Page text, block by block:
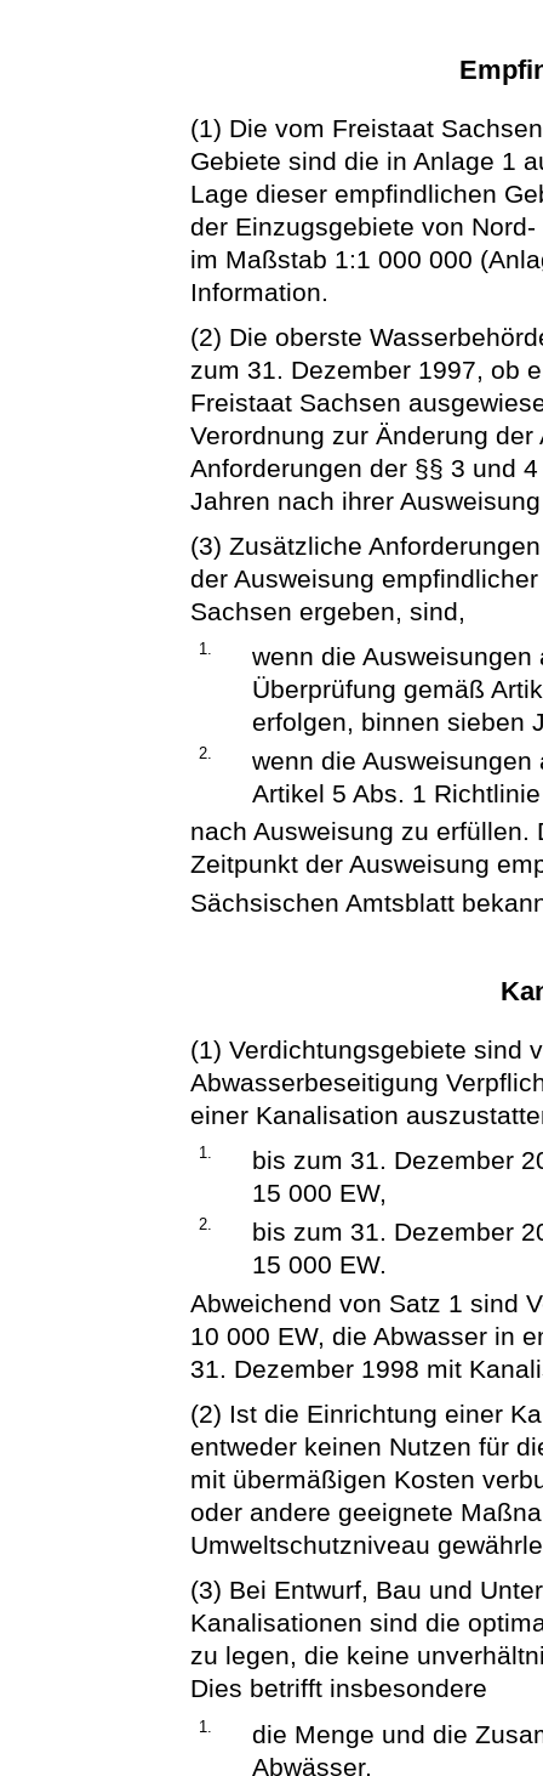
(1) Die vom Freistaat
Gebiete sind die in Anlage 1
Lage dieser empfindlichen
der Einzugsgebiete von
im Maßstab 1:1 000 000
Information.
(2) Die oberste
zum 31. Dezember 1997, ob
Freistaat Sachsen
Verordnung zur Änderung
Anforderungen der §§ 3 und
Jahren nach ihrer
(3) Zusätzliche
der Ausweisung
Sachsen ergeben, sind,
1.
wenn die
Überprüfung gemäß
erfolgen, binnen sieben
2.
wenn die
Artikel 5 Abs. 1
nach Ausweisung zu erfüllen.
Zeitpunkt der Ausweisung
Sächsischen Amtsblatt
(1) Verdichtungsgebiete sind
Abwasserbeseitigung
einer Kanalisation
1.
bis zum 31. Dezember
15 000 EW,
2.
bis zum 31. Dezember
15 000 EW.
Abweichend von Satz 1 sind
10 000 EW, die Abwasser in
31. Dezember 1998 mit
(2) Ist die Einrichtung einer
entweder keinen Nutzen für
mit übermäßigen Kosten
oder andere geeignete
Umweltschutzniveau
(3) Bei Entwurf, Bau und
Kanalisationen sind die
zu legen, die keine
Dies betrifft insbesondere
1.
die Menge und die
Abwässer,